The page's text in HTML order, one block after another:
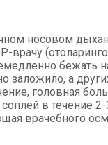
носовом
врачу
бежать
заложило, а
головная
в течение
врачебного